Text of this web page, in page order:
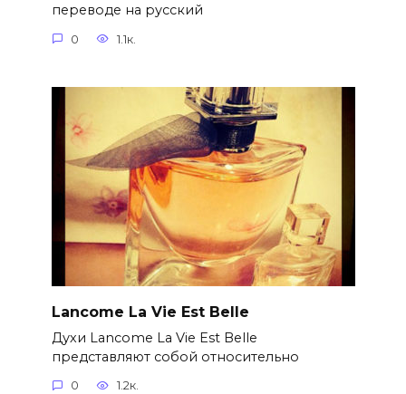
переводе на русский
0 1.1к.
Lancome La Vie Est Belle
Духи Lancome La Vie Est Belle
представляют собой относительно
0 1.2к.